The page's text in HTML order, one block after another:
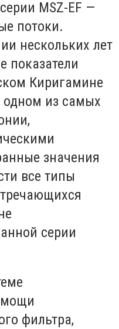
MSZ-EF —
потоки.
нескольких лет
показатели
Киригамине
одном из самых
значения
все типы
серии
фильтра,